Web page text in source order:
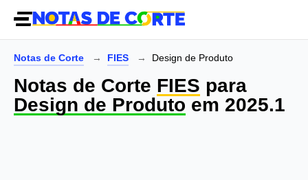
Notas de Corte FIES Design de Produto
Notas de Corte FIES para
Design de Produto em 2025.1